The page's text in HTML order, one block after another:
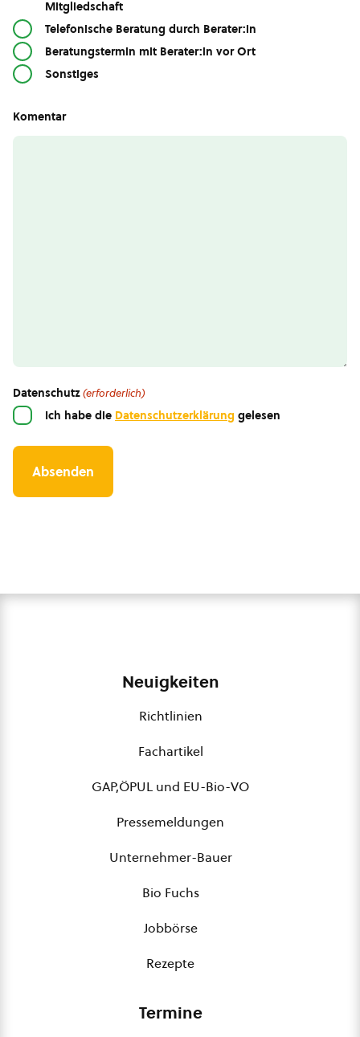
Mitgliedschaft
Telefonische Beratung durch Berater:in
Beratungstermin mit Berater:in vor Ort
Sonstiges
Komentar
Datenschutz(erforderlich)
Ich habe die Datenschutzerklärung gelesen
Neuigkeiten
Richtlinien
Fachartikel
GAP,ÖPUL und EU-Bio-VO
Pressemeldungen
Unternehmer-Bauer
Bio Fuchs
Jobbörse
Rezepte
Termine